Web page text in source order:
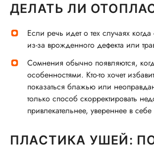
ДЕЛАТЬ ЛИ
Если речь идет о тех случаях
из-за врожденного дефекта или
Сомнения обычно появляются,
особенностями. Кто-то хочет
показаться блажью или
только способ скорректировать
привлекательнее, увереннее в
ПЛАСТИКА УШЕЙ: